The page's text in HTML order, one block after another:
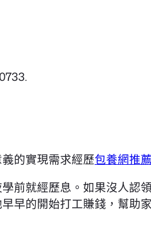
的實現需求經歷包養網推薦
前就經歷息。如果沒人
早的開始打工賺錢，幫助